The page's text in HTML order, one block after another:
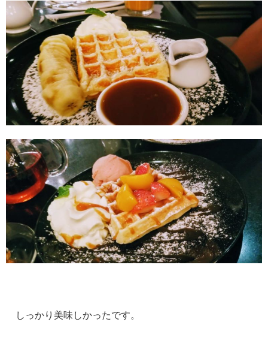
しっかり美味しかったです。